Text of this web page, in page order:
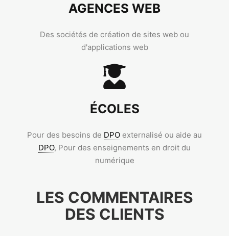
AGENCES WEB
Des sociétés de création de sites web ou
d'applications web
ÉCOLES
Pour des besoins de DPO externalisé ou aide au
DPO, Pour des enseignements en droit du
numérique
LES COMMENTAIRES
DES CLIENTS